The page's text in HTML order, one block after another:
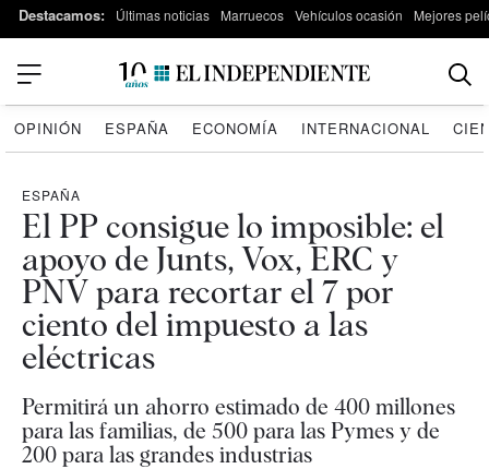
Destacamos: Últimas noticias Marruecos Vehículos ocasión Mejores
OPINIÓN ESPAÑA ECONOMÍA INTERNACIONAL
ESPAÑA
El PP consigue lo imposible: el
apoyo de Junts, Vox, ERC y
PNV para recortar el 7 por
ciento del impuesto a las
eléctricas
Permitirá un ahorro estimado de 400 millones
para las familias, de 500 para las Pymes y de
200 para las grandes industrias